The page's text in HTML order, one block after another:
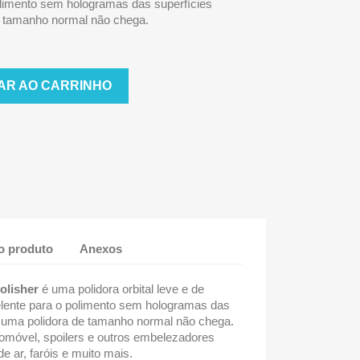
sem hologramas das superfícies
normal não chega.
AO CARRINHO
produto Anexos
é uma polidora orbital leve e de
para o polimento sem hologramas das
polidora de tamanho normal não chega.
spoilers e outros embelezadores
ar, faróis e muito mais.